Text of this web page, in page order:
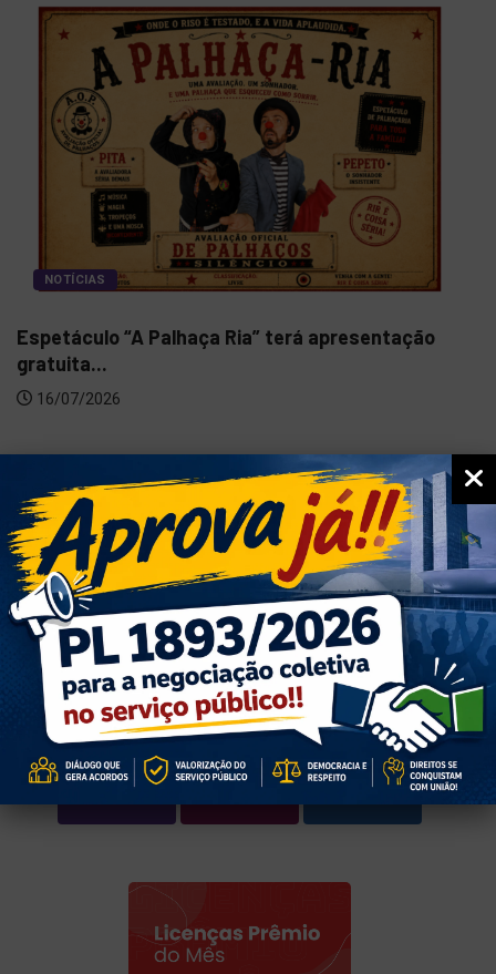
NOTÍCIAS
Espetáculo “A Palhaça Ria” terá apresentação
gratuita...
16/07/2026
ACESSO RÁPIDO